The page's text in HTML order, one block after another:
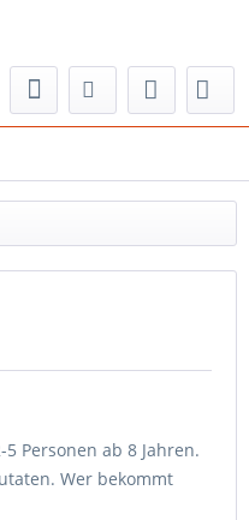
Personen ab 8 Jahren.
Wer bekommt